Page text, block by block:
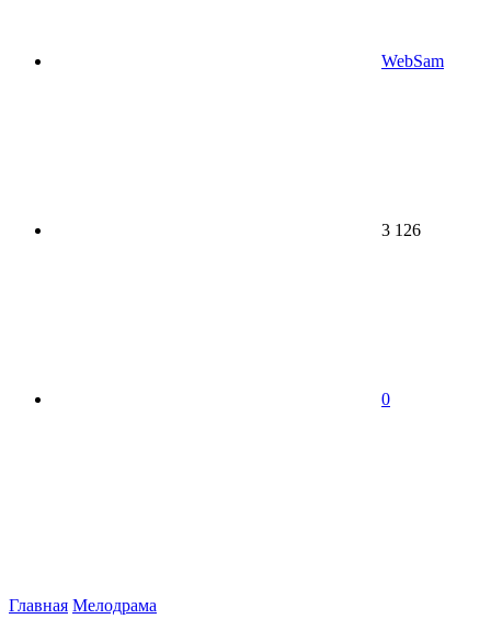
WebSam
3 126
0
Главная Мелодрама